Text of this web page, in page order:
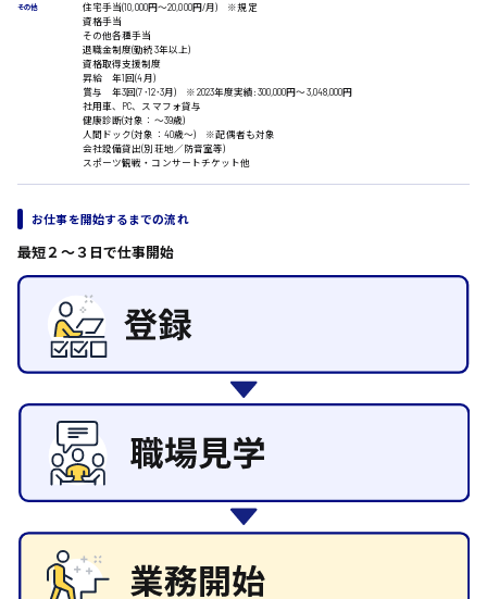
ラウンダー営業
ルート営業
その他の専門職
施設管理・整備
自動車整備士
安芸高田市
山県郡
安芸太田町
安芸郡
日給8000円～
日給9000円～
その他
住宅手当(10,000円〜20,000円/月) ※規定
資格手当
その他各種手当
退職金制度(勤続3年以上)
資格取得支援制度
昇給 年1回(4月)
賞与 年3回(7･12･3月) ※2023年度実績:300,000円〜3,048,000円
社用車、PC、スマフォ貸与
健康診断(対象：〜39歳)
人間ドック(対象：40歳〜) ※配偶者も対象
会社設備貸出(別荘地／防音室等)
スポーツ観戦・コンサートチケット他
お仕事を開始するまでの流れ
最短２〜３日で仕事開始